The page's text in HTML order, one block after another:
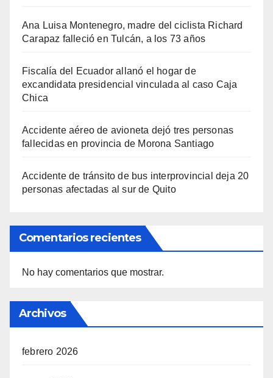
Ana Luisa Montenegro, madre del ciclista Richard
Carapaz falleció en Tulcán, a los 73 años
Fiscalía del Ecuador allanó el hogar de
excandidata presidencial vinculada al caso Caja
Chica
Accidente aéreo de avioneta dejó tres personas
fallecidas en provincia de Morona Santiago
Accidente de tránsito de bus interprovincial deja 20
personas afectadas al sur de Quito
Comentarios recientes
No hay comentarios que mostrar.
Archivos
febrero 2026